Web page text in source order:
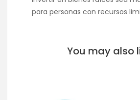
para personas con recursos
You may also